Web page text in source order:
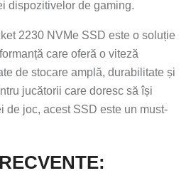
dispozitivelor de gaming.
2230 NVMe SSD este o soluție
care oferă o viteză
de stocare amplă, durabilitate și
jucătorii care doresc să își
de joc, acest SSD este un must-